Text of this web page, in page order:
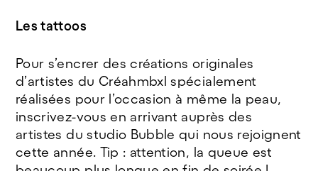
Les tattoos
Pour s’encrer des créations originales
d’artistes du Créahmbxl spécialement
réalisées pour l’occasion à même la peau,
inscrivez-vous en arrivant auprès des
artistes du studio Bubble qui nous rejoignent
cette année. Tip : attention, la queue est